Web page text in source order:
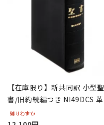
【在庫限り】新共同訳 小型聖
書/旧約続編つき NI49DCS 革